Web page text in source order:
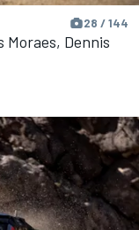
28 / 144
Moraes, Dennis